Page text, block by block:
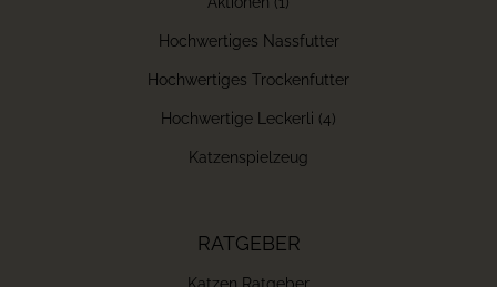
Hochwertiges Nassfutter
Hochwertiges Trockenfutter
Hochwertige Leckerli (4)
Katzenspielzeug
RATGEBER